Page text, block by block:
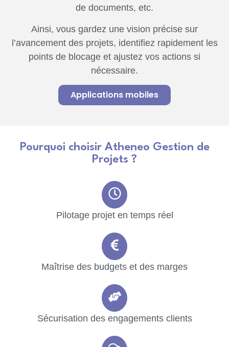
de documents, etc.
Ainsi, vous gardez une vision précise sur
l’avancement des projets, identifiez rapidement les
points de blocage et ajustez vos actions si
nécessaire.
Applications mobiles
Pourquoi choisir Atheneo Gestion de
Projets ?
Pilotage projet en temps réel
Maîtrise des budgets et des marges
Sécurisation des engagements clients